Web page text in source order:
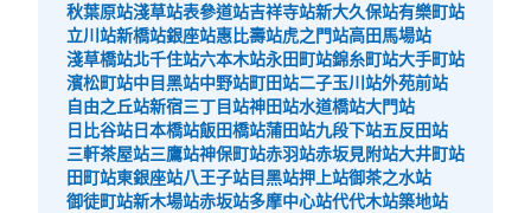
秋葉原站淺草站表參道站吉祥寺站新大久保站有樂町站
立川站新橋站銀座站惠比壽站虎之門站高田馬場站
淺草橋站北千住站六本木站永田町站錦糸町站大手町站
濱松町站中目黑站中野站町田站二子玉川站外苑前站
自由之丘站新宿三丁目站神田站水道橋站大門站
日比谷站日本橋站飯田橋站蒲田站九段下站五反田站
三軒茶屋站三鷹站神保町站赤羽站赤坂見附站大井町站
田町站東銀座站八王子站目黑站押上站御茶之水站
御徒町站新木場站赤坂站多摩中心站代代木站築地站